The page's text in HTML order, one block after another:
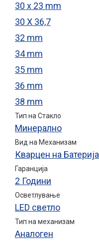
30 x 23 mm
30 X 36,7
32 mm
34 mm
35 mm
36 mm
38 mm
Тип на Стакло
Минерално
Вид на Механизам
Кварцен на Батерија
Гаранција
2 Години
Осветлување
LED светло
Тип на механизам
Аналоген